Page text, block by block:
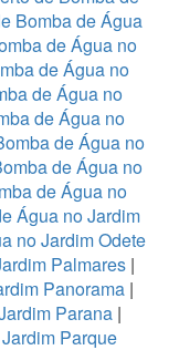
Bomba de Água
de Água no
de Água no
de Água no
de Água no
de Água no
de Água no
de Água no
Água no Jardim
no Jardim Odete
Palmares |
Panorama |
Parana |
Parque